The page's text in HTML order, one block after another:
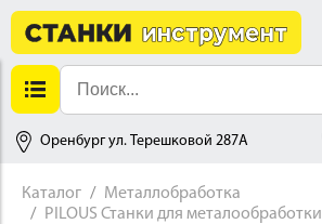
Оренбург ул. Терешковой 287А
Каталог
Металлобработка
PILOUS Станки для металообработки